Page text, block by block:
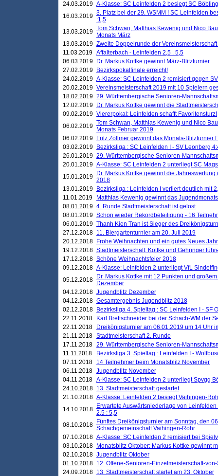
24.03.2019 A-Klasse: SC Leinfelden 2 besiegt SC
16.03.2019 3. Platz bei der 29. WSMM ! SC Leinfelden
:1,5
13.03.2019 Tom Schwan, Matthias Kewenig und Nico
Monats März
13.03.2019 Zweite Doppelrunde der
11.03.2019 Affalterbach - Leinfelden 2,5 . 5,5
06.03.2019
Dr. Markus Kottke gewinnt März-Blitzturnier
27.02.2019
Bezirkspokalfinale erreicht!
24.02.2019 A-Klasse: SC Leinfelden 2 remisiert gegen
20.02.2019 Vereinsmeisterschaft 2019 mit 10 Spielern
18.02.2019 29. Württembergische Senioren-
12.02.2019
Dr. Markus Kottke gewinnt die
09.02.2019 Viererpokal: Leinfelden schafft Favoritensturz!
06.02.2019 Tom Schwan, Matthias Kewenig und Nico
Monats Februar 2019
06.02.2019
Fritz Zöllmer gewinnt das Monats-Blitzturnier
03.02.2019
Bezirksliga : SC Leinfelden I - SV Leonberg
26.01.2019 29. Württembergische Senioren-
20.01.2019 A-Klasse: SC Leinfelden 2 unterliegt SC
15.01.2019
Dr. Markus Kottke gewinnt die
2018
13.01.2019
Bezirksliga : Leinfelden I verliert deutlich mit
11.01.2019
Matthias Kewenig gewinnt das
08.01.2019 4. Runde Stadtmeisterschaft ist gelost
08.01.2019 Schon wieder Rekordbeteiligung - 16
06.01.2019 Thanh Kien Tran ist Sieger des
27.12.2018 11. Biergartenturnier am 20. Juli 2019
20.12.2018
Frohe Weihnachten und ein gutes Neues
19.12.2018 Stadtmeisterschaft: Kottke und Gehringer
17.12.2018 Schöne Weihnachtsfeier 2018
09.12.2018 A-Klasse: Leinfelden 2 unterliegt VfL
05.12.2018
Dr. Markus Kottke mit 12 Punkten und
Dezember
04.12.2018 Jugendblitz Dezember
04.12.2018 Gesamtergebnis Jugendblitz 2018
02.12.2018
Bezirksliga 4. Spieltag : SC Leinfelden I - SF
22.11.2018
Karl Brettschneider bei der Schach-WM der
22.11.2018
Dreikönigsturnier am 06.01.2019 um 14 Uhr
21.11.2018 Stadtmeisterschaft 2. Runde
17.11.2018 29. Württembergische Senioren-
11.11.2018
Bezirksliga 3. Spieltag : Leinfelden I -
07.11.2018
14 Teilnehmer beim Monatsblitz November
06.11.2018 Jugendblitz November
04.11.2018 A-Klasse: SC Leinfelden 2 unterliegt Spvgg
24.10.2018 13. Stadtmeisterschaft gestartet
21.10.2018 A-Klasse: Leinfelden 2 besiegt Vaihingen-
14.10.2018
Erwartete Auswärtsniederlage von
2,5 : 5,5
08.10.2018
Fünftes Dreikönigsturnier am Sonntag, den
Schachgemeinschaft Vaihingen-Rohr
07.10.2018 A-Klasse: SC Leinfelden 2 remisiert bei
03.10.2018
Monatsblitz Oktober: Markus Kottke gewinnt
02.10.2018 Jugendblitz Oktober
01.10.2018 12. Offene-Senioren-Einzelmeisterschaft-
24.09.2018 13. Stadtmeisterschaft startet am 23. Oktober